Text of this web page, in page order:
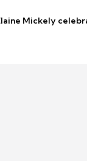
Mickely